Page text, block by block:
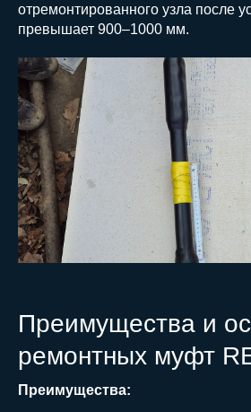
отремонтированного узла после
превышает 900–1000 мм.
Преимущества и
ремонтных муфт
Преимущества: